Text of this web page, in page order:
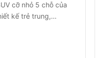
cỡ nhỏ 5 chỗ của
kế trẻ trung,…